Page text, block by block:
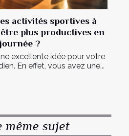
activités sportives à
plus productives en
?
excellente idée pour votre
En effet, vous avez une...
même sujet